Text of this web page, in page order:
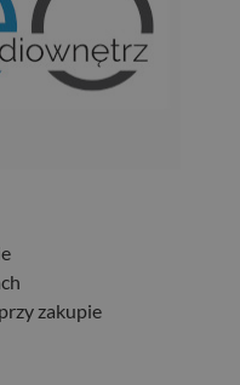
zakupie